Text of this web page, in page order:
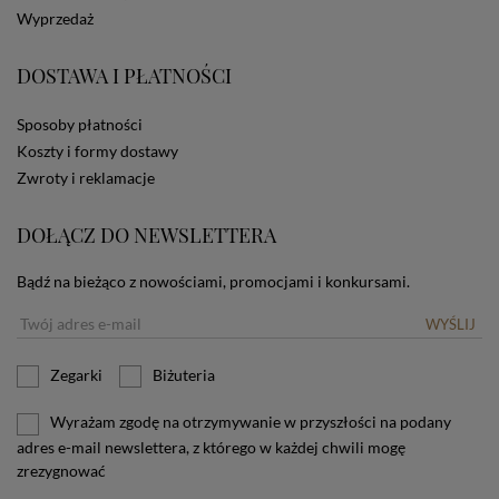
zamieszczane w urządzeniu końcowym każdego
stosowanie plików cookies powinien zmienić
ustawienia swojej przeglądarki.
Wyprzedaż
DOSTAWA I PŁATNOŚCI
Sposoby płatności
Koszty i formy dostawy
Zwroty i reklamacje
DOŁĄCZ DO NEWSLETTERA
Bądź na bieżąco z nowościami, promocjami i konkursami.
WYŚLIJ
Zegarki Biżuteria
Wyrażam zgodę na otrzymywanie w przyszłości na podany
adres e-mail newslettera, z którego w każdej chwili mogę
zrezygnować